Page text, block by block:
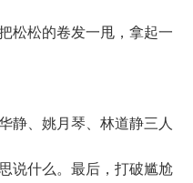
松松的卷发一甩，拿起一
、姚月琴、林道静三人
说什么。最后，打破尴尬